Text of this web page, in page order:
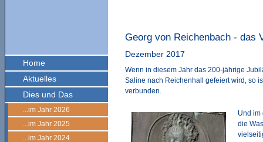
Home
Aktuelles
Dies und Das
...im Jahr 2026
...im Jahr 2025
...im Jahr 2024
Georg von Reichenbach - das
Dezember 2017
Wenn in diesem Jahr das 200-jährige
Saline nach Reichenhall gefeiert wird, so
verbunden.
Und im
die